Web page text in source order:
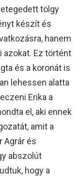
tölgy
készít és
hanem
azokat. Ez történt
és a koronát is
lehessen alatta
Erika a
el, aki ennek
amit a
Agrár és
abszolút
hogy a